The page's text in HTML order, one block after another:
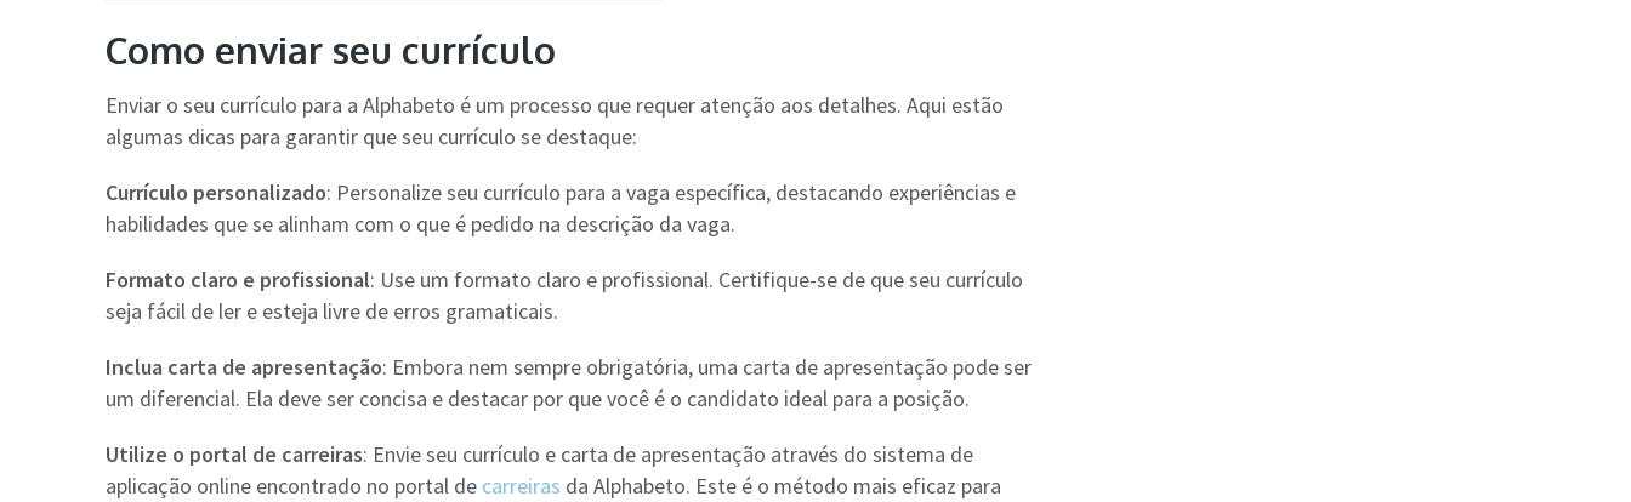
Como enviar seu currículo
Enviar o seu currículo para a Alphabeto é um processo que requer atenção aos detalhes. Aqui estão
algumas dicas para garantir que seu currículo se destaque:
Currículo personalizado: Personalize seu currículo para a vaga específica, destacando experiências e
habilidades que se alinham com o que é pedido na descrição da vaga.
Formato claro e profissional: Use um formato claro e profissional. Certifique-se de que seu currículo
seja fácil de ler e esteja livre de erros gramaticais.
Inclua carta de apresentação: Embora nem sempre obrigatória, uma carta de apresentação pode ser
um diferencial. Ela deve ser concisa e destacar por que você é o candidato ideal para a posição.
Utilize o portal de carreiras: Envie seu currículo e carta de apresentação através do sistema de
aplicação online encontrado no portal de carreiras da Alphabeto. Este é o método mais eficaz para